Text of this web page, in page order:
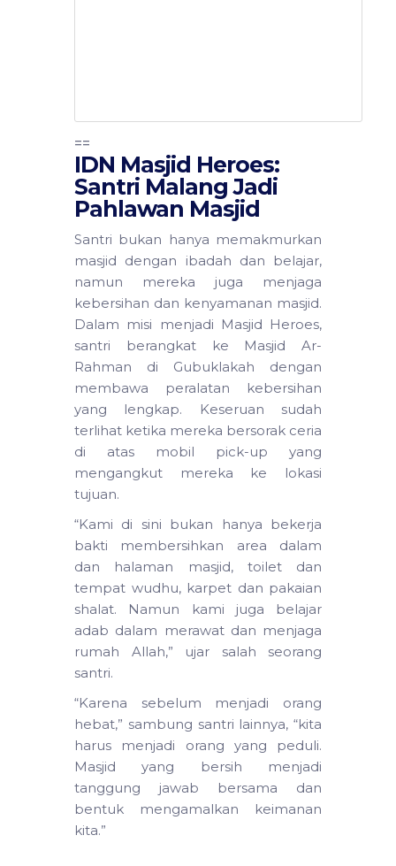
==
IDN Masjid Heroes:
Santri Malang Jadi
Pahlawan Masjid
Santri bukan hanya memakmurkan
masjid dengan ibadah dan belajar,
namun mereka juga menjaga
kebersihan dan kenyamanan masjid.
Dalam misi menjadi Masjid Heroes,
santri berangkat ke Masjid Ar-
Rahman di Gubuklakah dengan
membawa peralatan kebersihan
yang lengkap. Keseruan sudah
terlihat ketika mereka bersorak ceria
di atas mobil pick-up yang
mengangkut mereka ke lokasi
tujuan.
“Kami di sini bukan hanya bekerja
bakti membersihkan area dalam
dan halaman masjid, toilet dan
tempat wudhu, karpet dan pakaian
shalat. Namun kami juga belajar
adab dalam merawat dan menjaga
rumah Allah,” ujar salah seorang
santri.
“Karena sebelum menjadi orang
hebat,” sambung santri lainnya, “kita
harus menjadi orang yang peduli.
Masjid yang bersih menjadi
tanggung jawab bersama dan
bentuk mengamalkan keimanan
kita.”